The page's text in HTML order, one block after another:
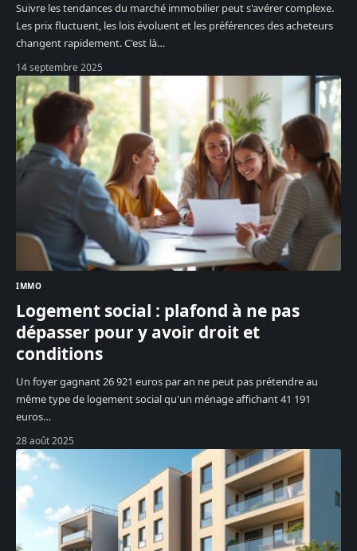
Suivre les tendances du marché immobilier peut s'avérer complexe.
Les prix fluctuent, les lois évoluent et les préférences des acheteurs
changent rapidement. C'est là…
14 septembre 2025
IMMO
Logement social : plafond à ne pas
dépasser pour y avoir droit et
conditions
Un foyer gagnant 26 921 euros par an ne peut pas prétendre au
même type de logement social qu'un ménage affichant 41 191
euros…
28 août 2025